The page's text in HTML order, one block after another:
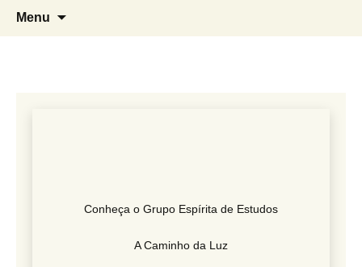
G.E.E. A Caminho da Luz
Grupo Espírita de Estudos A Caminho
da Luz
Menu
Conheça o Grupo Espírita de Estudos
A Caminho da Luz